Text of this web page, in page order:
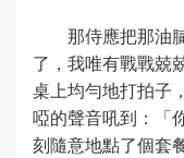
那侍應把那油
了，我唯有戰戰兢
桌上均勻地打拍子
啞的聲音吼到：「
刻隨意地點了個套